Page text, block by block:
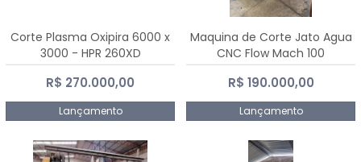
Corte Plasma Oxipira 6000 x
3000 - HPR 260XD
R$ 270.000,00
Lançamento
Maquina de Corte Jato Agua
CNC Flow Mach 100
R$ 190.000,00
Lançamento